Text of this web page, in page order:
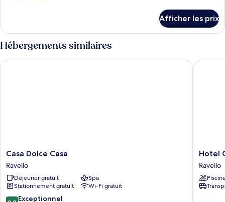
chambre :
Deluxe
Sea
View
Deluxe
Sea
View
With
Afficher les prix
Hébergements similaires
Casa
Dolce
Casa
Ravello
Casa Dolce Casa
Ravello
Déjeuner gratuit
Spa
Stationnement gratuit
Wi-Fi gratuit
9.8 Exceptionnel
Casa Dolce Casa
Hotel
Graal
Ravello
Hotel
Ravello
Hotel